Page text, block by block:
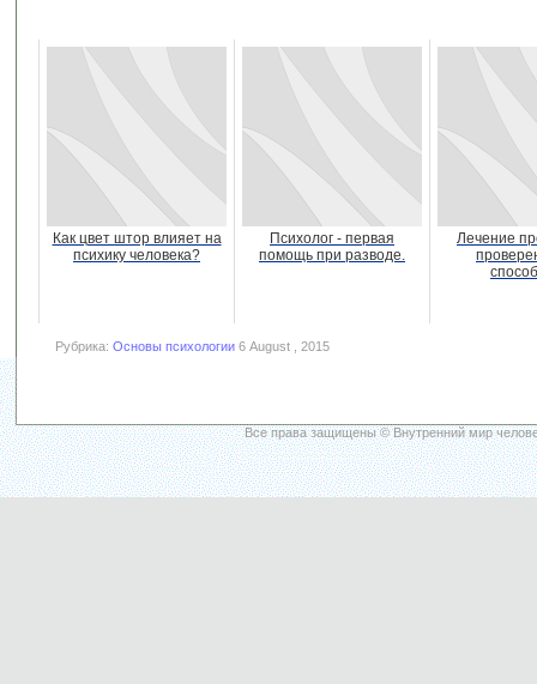
Как цвет штор влияет на
психику человека?
Психолог - первая
помощь при разводе.
Лечение
Рубрика: Основы психологии 6 August , 2015
Все права защищены © Внутренний мир